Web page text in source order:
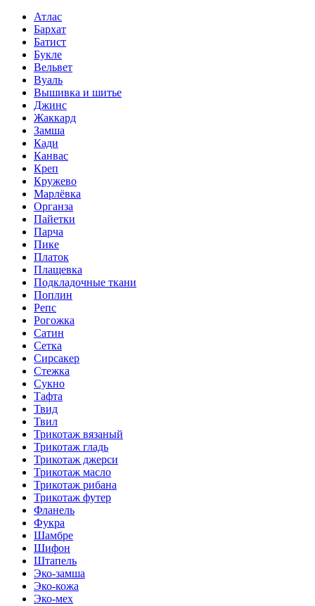
Атлас
Бархат
Батист
Букле
Вельвет
Вуаль
Вышивка и шитье
Джинс
Жаккард
Замша
Кади
Канвас
Креп
Кружево
Марлёвка
Органза
Пайетки
Парча
Пике
Платок
Плащевка
Подкладочные ткани
Поплин
Репс
Рогожка
Сатин
Сетка
Сирсакер
Стежка
Сукно
Тафта
Твид
Твил
Трикотаж вязаный
Трикотаж гладь
Трикотаж джерси
Трикотаж масло
Трикотаж рибана
Трикотаж футер
Фланель
Фукра
Шамбре
Шифон
Штапель
Эко-замша
Эко-кожа
Эко-мех